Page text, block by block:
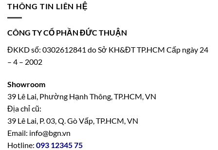
THÔNG TIN LIÊN HỆ
CÔNG TY CỔ PHẦN ĐỨC THUẬN
ĐKKD số: 0302612841 do Sở KH&ĐT TP.HCM Cấp ngày 24
– 4 – 2002
Showroom
39 Lê Lai, Phường Hạnh Thông, TP.HCM, VN
Địa chỉ cũ:
39 Lê Lai, P. 03, Q. Gò Vấp, TP.HCM, VN
Email: info@bgn.vn
Hotline: 093 12345 75